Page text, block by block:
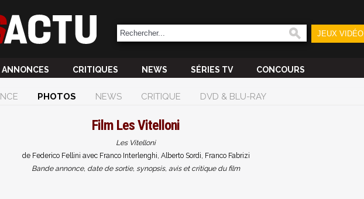
JEUX VIDÉO
ANNONCES CRITIQUES NEWS SÉRIES TV CONCOURS
PHOTOS NEWS CRITIQUE DVD & BLU-RAY
Film Les Vitelloni
Les Vitelloni
de Federico Fellini avec Franco Interlenghi, Alberto Sordi, Franco Fabrizi
Bande annonce, date de sortie, synopsis, avis et critique du film